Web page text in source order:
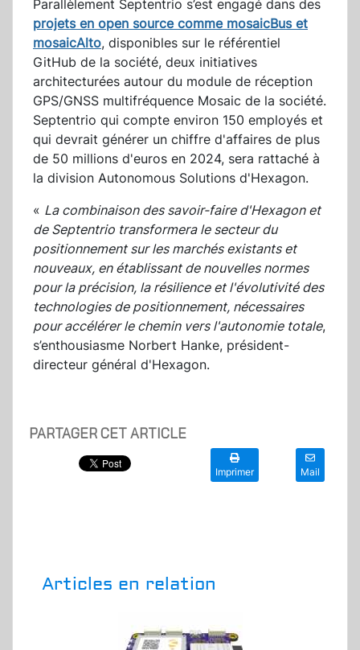
Parallèlement Septentrio s’est engagé dans des
projets en open source comme mosaicBus et
mosaicAlto, disponibles sur le référentiel
GitHub de la société, deux initiatives
architecturées autour du module de réception
GPS/GNSS multifréquence Mosaic de la société.
Septentrio qui compte environ 150 employés et
qui devrait générer un chiffre d'affaires de plus
de 50 millions d'euros en 2024, sera rattaché à
la division Autonomous Solutions d'Hexagon.
« La combinaison des savoir-faire d'Hexagon et
de Septentrio transformera le secteur du
positionnement sur les marchés existants et
nouveaux, en établissant de nouvelles normes
pour la précision, la résilience et l'évolutivité des
technologies de positionnement, nécessaires
pour accélérer le chemin vers l'autonomie totale,
s’enthousiasme Norbert Hanke, président-
directeur général d'Hexagon.
PARTAGER CET ARTICLE
Imprimer Mail
Articles en relation